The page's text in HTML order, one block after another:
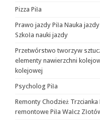
Pizza Piła
Prawo jazdy Piła Nauka
Szkoła nauki jazdy
Przetwórstwo tworzyw
elementy nawierzchni
kolejowej
Psycholog Piła
Remonty Chodzież
remontowe Piła Wałcz